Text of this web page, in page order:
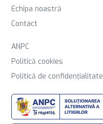
Echipa noastră
Contact
ANPC
Politică cookies
Politică de confidențialitate